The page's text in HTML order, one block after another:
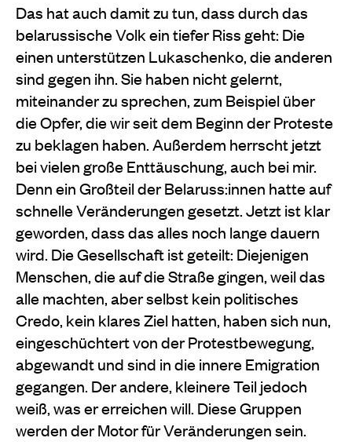
Das hat auch damit zu tun, dass durch das
belarussische Volk ein tiefer Riss geht: Die
einen unterstützen Lukaschenko, die anderen
sind gegen ihn. Sie haben nicht gelernt,
miteinander zu sprechen, zum Beispiel über
die Opfer, die wir seit dem Beginn der Proteste
zu beklagen haben. Außerdem herrscht jetzt
bei vielen große Enttäuschung, auch bei mir.
Denn ein Großteil der Belaruss:innen hatte auf
schnelle Veränderungen gesetzt. Jetzt ist klar
geworden, dass das alles noch lange dauern
wird. Die Gesellschaft ist geteilt: Diejenigen
Menschen, die auf die Straße gingen, weil das
alle machten, aber selbst kein politisches
Credo, kein klares Ziel hatten, haben sich nun,
eingeschüchtert von der Protestbewegung,
abgewandt und sind in die innere Emigration
gegangen. Der andere, kleinere Teil jedoch
weiß, was er erreichen will. Diese Gruppen
werden der Motor für Veränderungen sein.